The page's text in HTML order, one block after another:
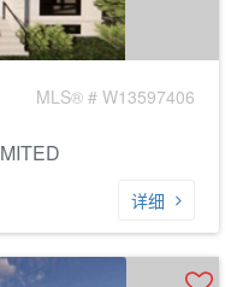
MLS® # W13597406
详细